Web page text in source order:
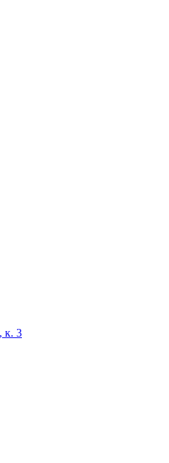
к. 3